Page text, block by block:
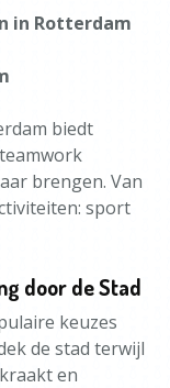
in Rotterdam
biedt
brengen. Van
sport
door de Stad
keuzes
de stad terwijl
en